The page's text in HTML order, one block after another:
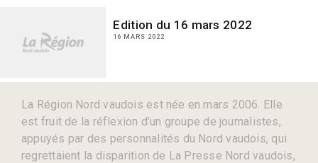
Edition du 16 mars 2022
16 MARS 2022
La Région Nord vaudois est née en mars 2006. Elle
est fruit de la réflexion d’un groupe de journalistes,
appuyés par des personnalités du Nord vaudois, qui
regrettaient la disparition de La Presse Nord vaudois,